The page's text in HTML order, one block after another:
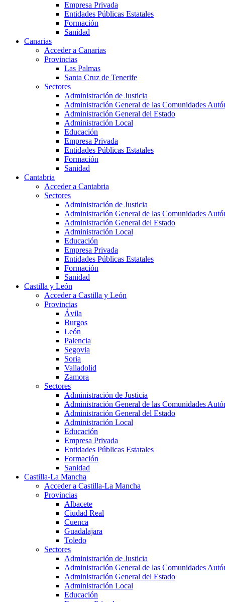
Empresa Privada
Entidades Públicas Estatales
Formación
Sanidad
Canarias
Acceder a Canarias
Provincias
Las Palmas
Santa Cruz de Tenerife
Sectores
Administración de Justicia
Administración General de las Comunidades
Administración General del Estado
Administración Local
Educación
Empresa Privada
Entidades Públicas Estatales
Formación
Sanidad
Cantabria
Acceder a Cantabria
Sectores
Administración de Justicia
Administración General de las Comunidades
Administración General del Estado
Administración Local
Educación
Empresa Privada
Entidades Públicas Estatales
Formación
Sanidad
Castilla y León
Acceder a Castilla y León
Provincias
Ávila
Burgos
León
Palencia
Segovia
Soria
Valladolid
Zamora
Sectores
Administración de Justicia
Administración General de las Comunidades
Administración General del Estado
Administración Local
Educación
Empresa Privada
Entidades Públicas Estatales
Formación
Sanidad
Castilla-La Mancha
Acceder a Castilla-La Mancha
Provincias
Albacete
Ciudad Real
Cuenca
Guadalajara
Toledo
Sectores
Administración de Justicia
Administración General de las Comunidades
Administración General del Estado
Administración Local
Educación